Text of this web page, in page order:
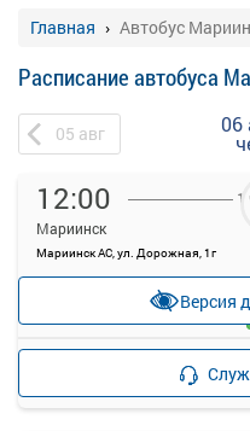
Главная Автобус
Расписание автобуса
05 авг 06
12:00
Мариинск
Мариинск АС, ул. Дорожная, 1г
1
— Версия